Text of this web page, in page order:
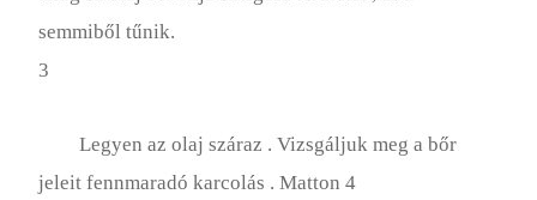
semmiből tűnik.
3
Legyen az olaj száraz . Vizsgáljuk meg a bőr
jeleit fennmaradó karcolás . Matton 4